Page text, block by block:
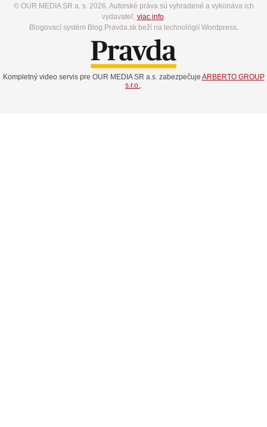
© OUR MEDIA SR a. s. 2026. Autorské práva sú vyhradené a vykonáva ich
vydavateľ, viac info.
Blogovací systém Blog.Pravda.sk beží na technológií Wordpress.
Kompletný video servis pre OUR MEDIA SR a.s. zabezpečuje ARBERTO GROUP
s.r.o.